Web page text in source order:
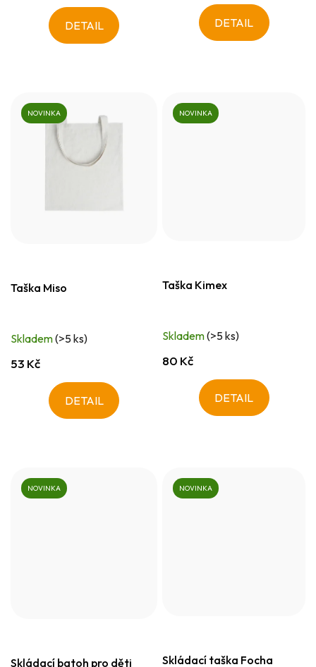
DETAIL DETAIL
NOVINKA
Taška Miso
Skladem(>5 ks)
53 Kč
DETAIL
NOVINKA
Taška Kimex
Skladem(>5 ks)
80 Kč
DETAIL
NOVINKA
Skládací batoh pro děti
NOVINKA
Skládací taška Focha